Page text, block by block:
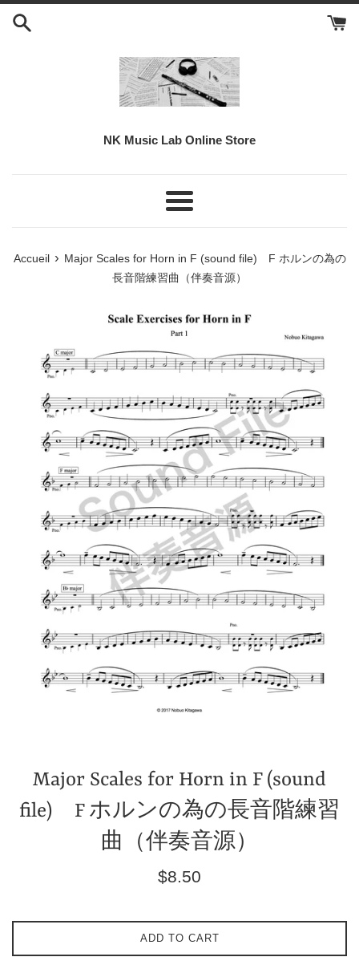
Passer
NK Music Lab Online Store
Menu
Accueil › Major Scales for Horn in F (sound file) F ホルンの為の
長音階練習曲（伴奏音源）
Major Scales for Horn in F (sound
file) F ホルンの為の長音階練習
曲（伴奏音源）
Prix
$8.50
ADD TO CART